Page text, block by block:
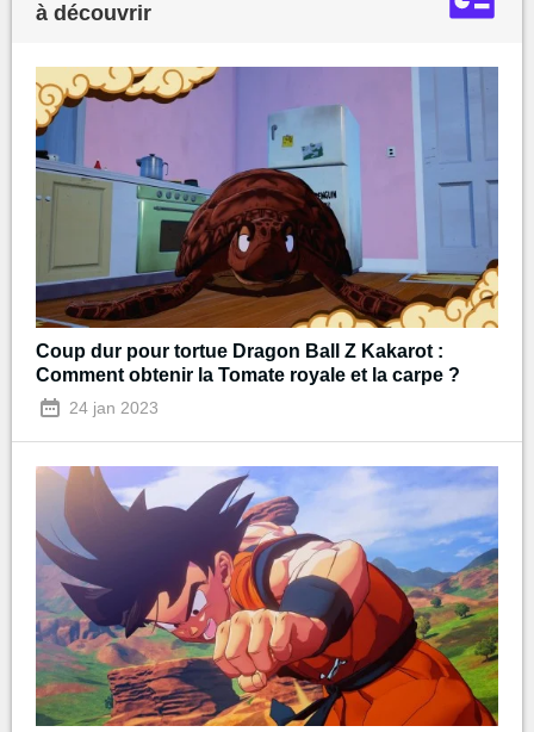
à découvrir
Coup dur pour tortue Dragon Ball Z Kakarot :
Comment obtenir la Tomate royale et la carpe ?
24 jan 2023